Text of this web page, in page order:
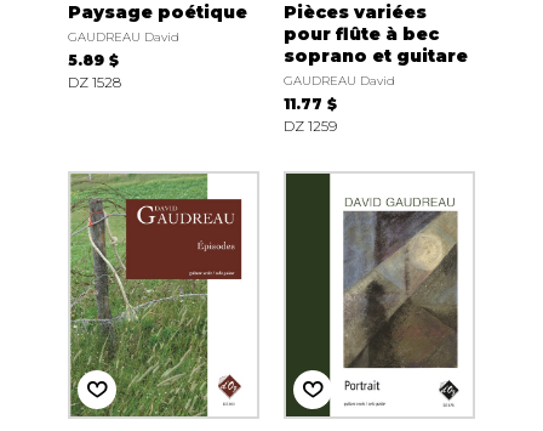
Paysage poétique
GAUDREAU David
5.89 $
DZ 1528
Pièces variées
pour flûte à bec
soprano et guitare
GAUDREAU David
11.77 $
DZ 1259